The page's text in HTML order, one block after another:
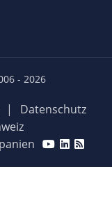
- 2026
|
Datenschutz